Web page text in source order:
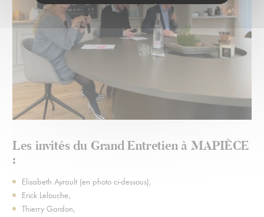
Les invités du Grand Entretien à MAPIÈCE
:
Elisabeth Ayrault (en photo ci-dessous),
Erick Lelouche,
Thierry Gardon,